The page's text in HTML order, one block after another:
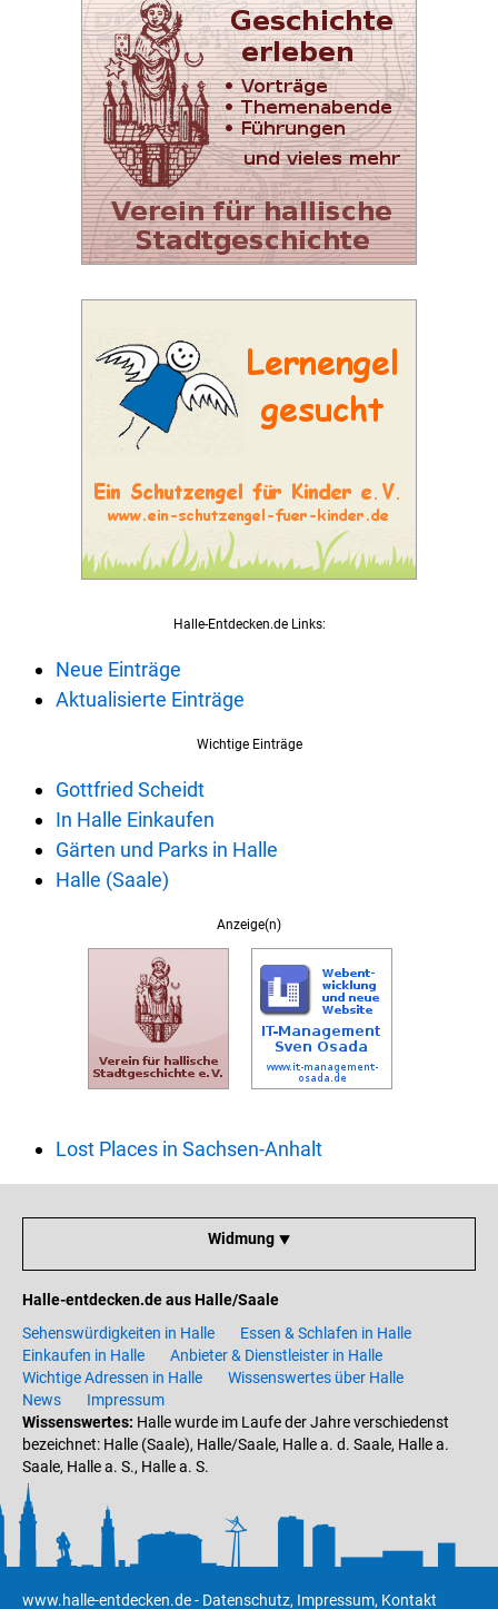
Halle-Entdecken.de Links:
Neue Einträge
Aktualisierte Einträge
Wichtige Einträge
Gottfried Scheidt
In Halle Einkaufen
Gärten und Parks in Halle
Halle (Saale)
Anzeige(n)
Lost Places in Sachsen-Anhalt
Widmung ⯆
Halle-entdecken.de aus Halle/Saale
Sehenswürdigkeiten in Halle
Essen & Schlafen in Halle
Einkaufen in Halle
Anbieter & Dienstleister in Halle
Wichtige Adressen in Halle
Wissenswertes über Halle
News
Impressum
Wissenswertes: Halle wurde im Laufe der Jahre verschiedenst
bezeichnet: Halle (Saale), Halle/Saale, Halle a. d. Saale, Halle a.
Saale, Halle a. S., Halle a. S.
www.halle-entdecken.de- Datenschutz, Impressum, Kontakt